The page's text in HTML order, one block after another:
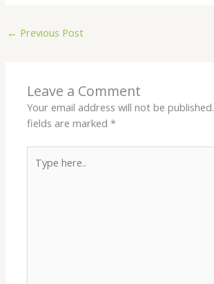
← Previous Post
Leave a Comment
Your email address will not be published.
fields are marked*
here..